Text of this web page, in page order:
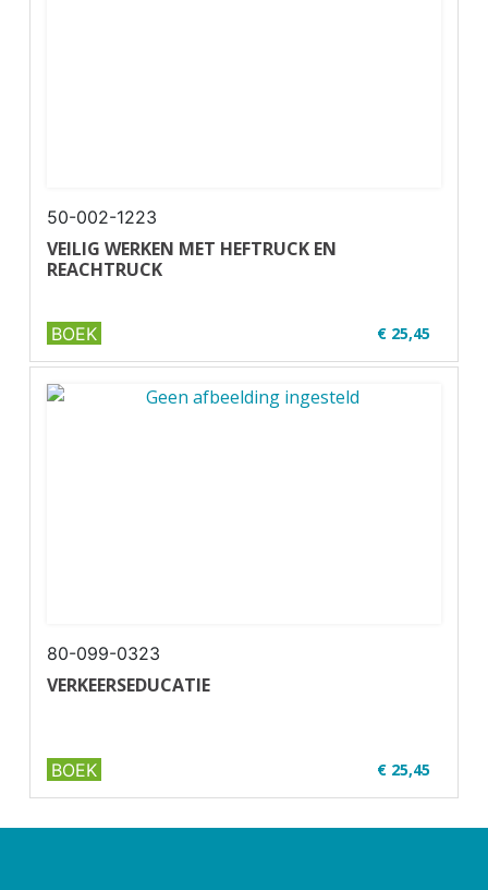
50-002-1223
VEILIG WERKEN MET HEFTRUCK EN
REACHTRUCK
€ 25,45
✔ U16-2
✔ Full colour
BOEK
80-099-0323
VERKEERSEDUCATIE
€ 25,45
✔ U47-1
✔ Zwart-wit
BOEK